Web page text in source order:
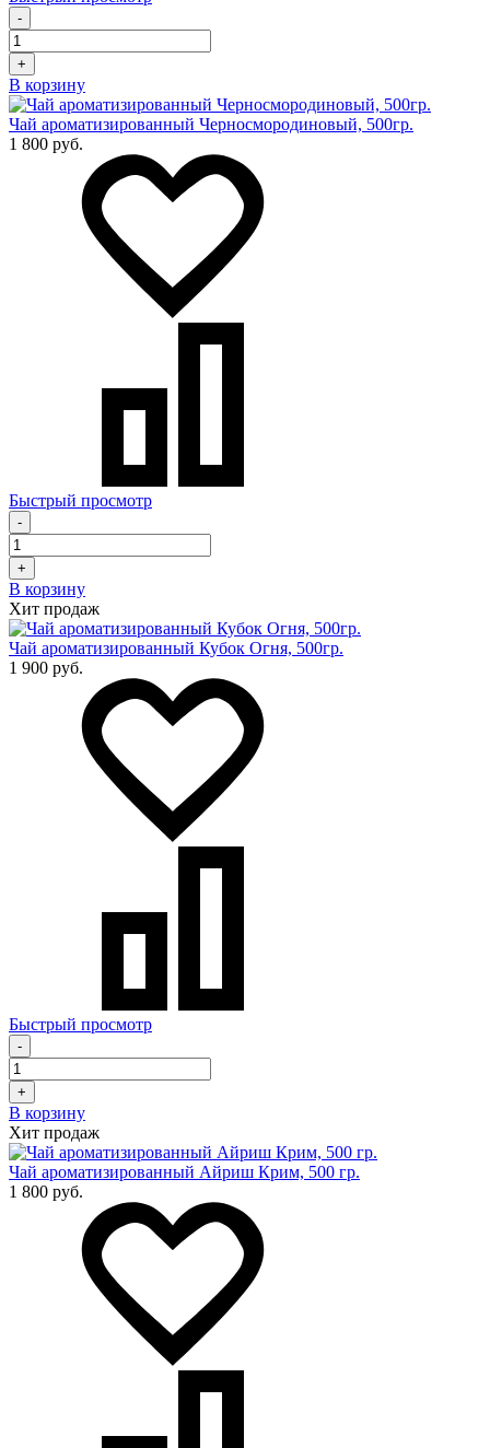
-
+
В корзину
Чай ароматизированный Черносмородиновый, 500гр.
1 800 руб.
Быстрый просмотр
-
+
В корзину
Хит продаж
Чай ароматизированный Кубок Огня, 500гр.
1 900 руб.
Быстрый просмотр
-
+
В корзину
Хит продаж
Чай ароматизированный Айриш Крим, 500 гр.
1 800 руб.